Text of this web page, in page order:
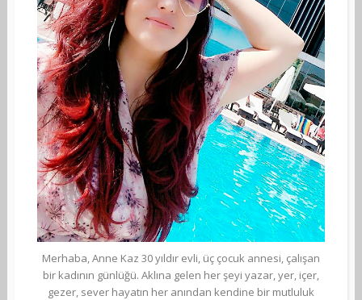
Merhaba, Anne Kaz 30 yıldır evli, üç çocuk annesi, çalışan
bir kadının günlüğü. Aklına gelen her şeyi yazar, yer, içer,
gezer, sever hayatın her anından kendine bir mutluluk